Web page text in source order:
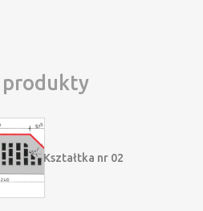
produkty
Kształtka nr 02